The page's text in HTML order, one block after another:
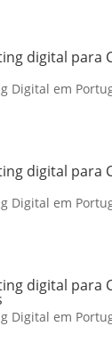
digital para
Digital em
digital para
Digital em
digital para
Digital em